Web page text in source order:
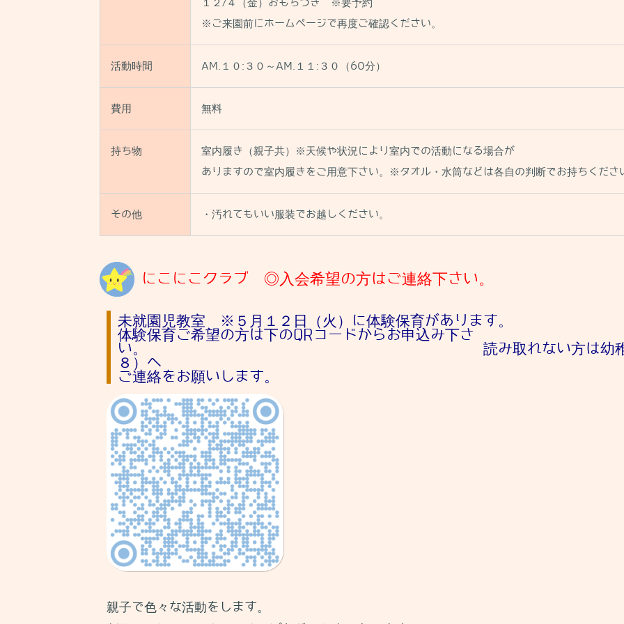
１２/４（金）おもちつき ※要予約
※ご来園前にホームページで再度ご確認ください。
活動時間 AM.１０:３０～AM.１１:３０（60分）
費用 無料
持ち物
室内履き（親子共）※天候や状況により室内での活動になる場合が
ありますので室内履きをご用意下さい。※タオル・水筒などは各自の判断でお持ちくださ
その他 ・汚れてもいい服装でお越しください。
にこにこクラブ ◎入会希望の方はご連絡下さい。
未就園児教室 ※５月１２日（火）に体験保育があります。
体験保育ご希望の方は下のQRコードからお申込み下さ
い。 読み取れない方は幼稚園（０４６
８）へ
ご連絡をお願いします。
親子で色々な活動をします。